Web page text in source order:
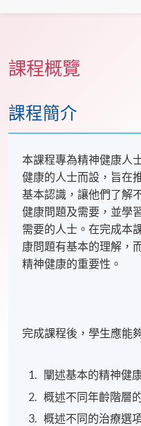
課程概覽
課程簡介
本課程專為精神健康人
健康的人士而設， 旨在
基本認識，讓他們了解
健康問題及需要，並學
需要的人士。在完成本
康問題有基本的理解，
精神健康的重要性。
完成課程後，學生應能
闡述基本的精神健
概述不同年齡階層
概述不同的治療選